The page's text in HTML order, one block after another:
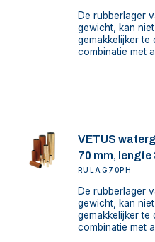
De rubberlager
gewicht, kan
gemakkelijker te
combinatie met
VETUS
70 mm, lengte
RULAG70PH
De rubberlager
gewicht, kan
gemakkelijker te
combinatie met